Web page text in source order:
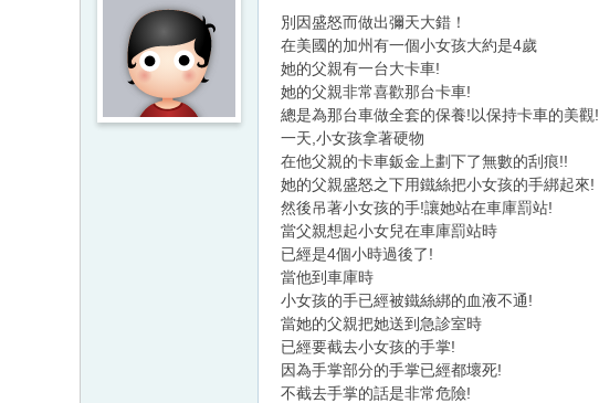
別因盛怒而做出彌天大錯！
在美國的加州有一個小女孩大約是4歲
她的父親有一台大卡車!
她的父親非常喜歡那台卡車!
總是為那台車做全套的保養!以保持卡車的美觀!
一天,小女孩拿著硬物
在他父親的卡車鈑金上劃下了無數的刮痕!!
她的父親盛怒之下用鐵絲把小女孩的手綁起來!
然後吊著小女孩的手!讓她站在車庫罰站!
當父親想起小女兒在車庫罰站時
已經是4個小時過後了!
當他到車庫時
小女孩的手已經被鐵絲綁的血液不通!
當她的父親把她送到急診室時
已經要截去小女孩的手掌!
因為手掌部分的手掌已經都壞死!
不截去手掌的話是非常危險!